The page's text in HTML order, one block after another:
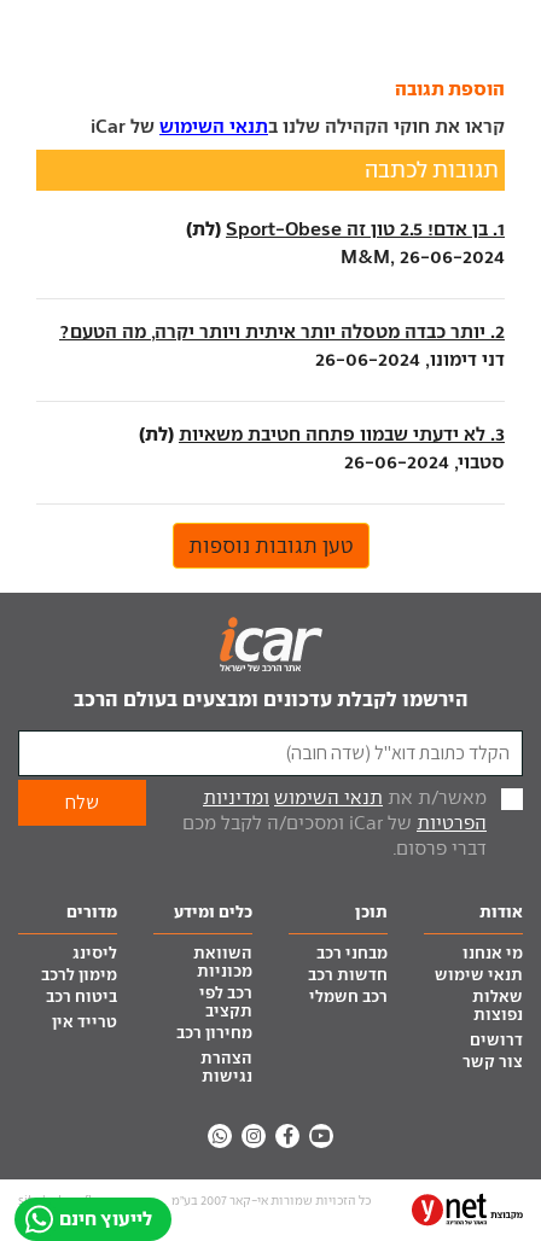
הוספת תגובה
קראו את חוקי הקהילה שלנו בתנאי השימוש של iCar
תגובות לכתבה
1. בן אדם! 2.5 טון זה Sport-Obese (לת)
M&M, 26-06-2024
2. יותר כבדה מטסלה יותר איתית ויותר יקרה, מה הטעם?
דני דימונו, 26-06-2024
3. לא ידעתי שבמוו פתחה חטיבת משאיות (לת)
סטבוי, 26-06-2024
טען תגובות נוספות
לייעוץ חינם
הירשמו לקבלת עדכונים ומבצעים בעולם הרכב
מאשר/ת את תנאי השימוש ומדיניות
הפרטיות
של iCar ומסכים/ה לקבל מכם
דברי פרסום.
אודות
מי אנחנו
תנאי שימוש
שאלות
נפוצות
דרושים
צור קשר
תוכן
מבחני רכב
חדשות רכב
רכב חשמלי
כלים ומידע
השוואת
מכוניות
רכב לפי
תקציב
מחירון רכב
הצהרת
נגישות
מדורים
ליסינג
מימון לרכב
ביטוח רכב
טרייד אין
כל הזכויות שמורות אי-קאר 2007 בע”מ site by tq.soft